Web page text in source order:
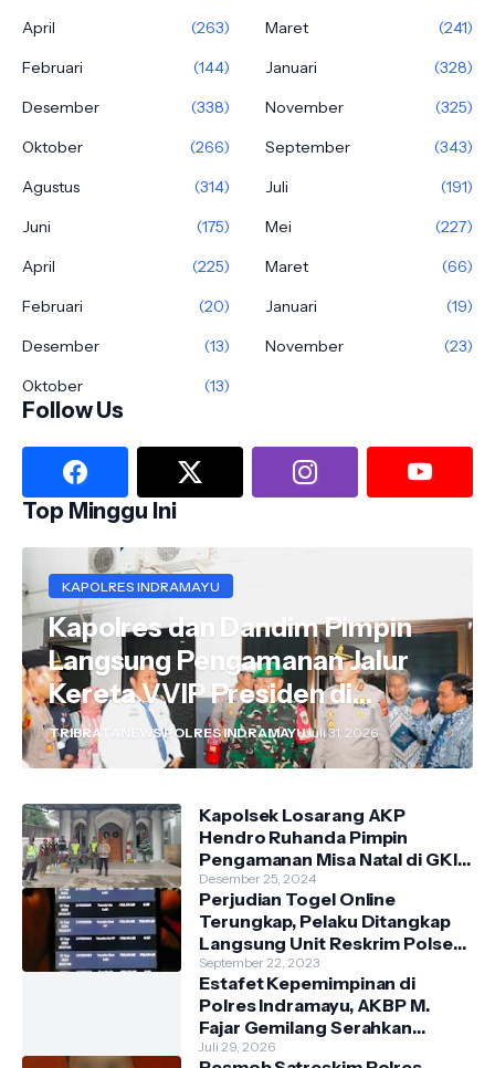
April
(263) Maret
(241)
Februari
(144) Januari
(328)
Desember
(338) November
(325)
Oktober
(266) September
(343)
Agustus
(314) Juli
(191)
Juni
(175) Mei
(227)
April
(225) Maret
(66)
Februari
(20) Januari
(19)
Desember
(13) November
(23)
Oktober
(13)
Follow Us
Top Minggu Ini
KAPOLRES INDRAMAYU
Kapolres dan Dandim Pimpin
Langsung Pengamanan Jalur
Kereta VVIP Presiden di
Wilayah Indramayu
TRIBRATANEWS POLRES INDRAMAYUJuli 31, 2026
Kapolsek Losarang AKP
Hendro Ruhanda Pimpin
Pengamanan Misa Natal di GKI
Krimun
Desember 25, 2024
Perjudian Togel Online
Terungkap, Pelaku Ditangkap
Langsung Unit Reskrim Polsek
Anjatan di Teras Rumah
September 22, 2023
Estafet Kepemimpinan di
Polres Indramayu, AKBP M.
Fajar Gemilang Serahkan
Tongkat Komando Kepada
Juli 29, 2026